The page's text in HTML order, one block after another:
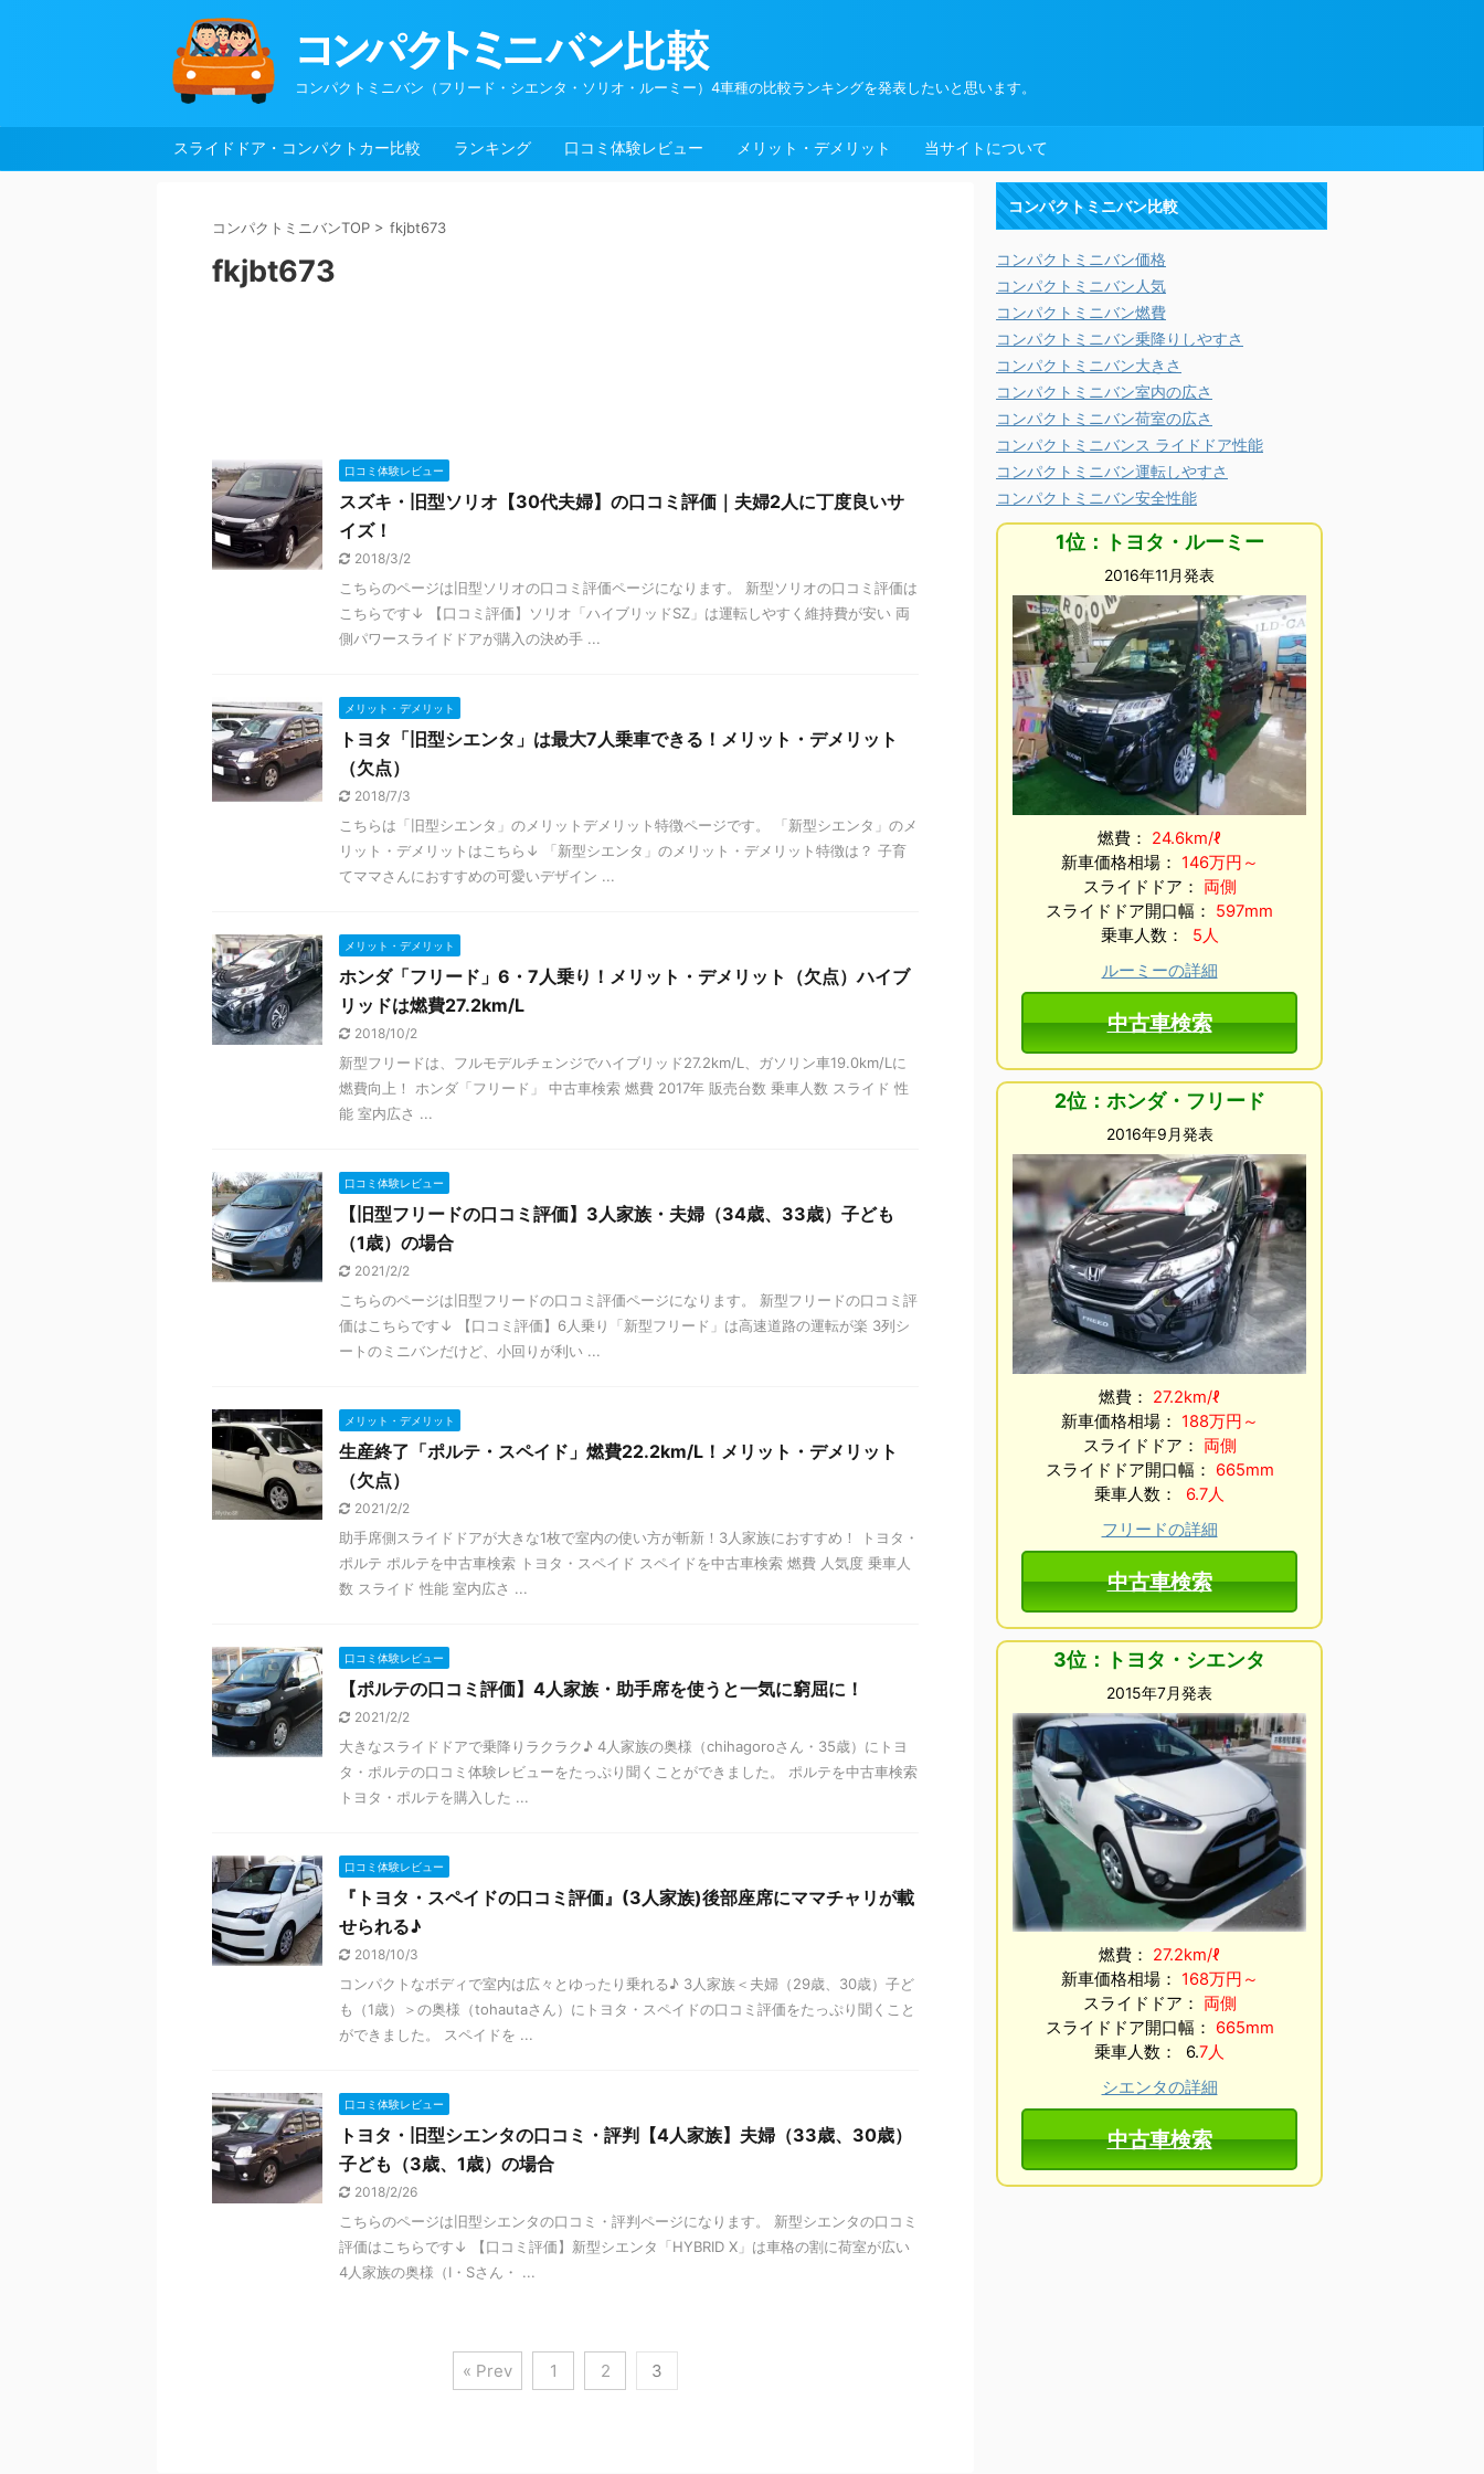
コンパクトミニバン（フリード・シエンタ・ソリオ・ルーミー）4車種の比較ランキングを発表したいと思います。
スライドドア・コンパクトカー比較 ランキング 口コミ体験レビュー メリット・デメリット 当サイトについて
コンパクトミニバンTOP > fkjbt673
fkjbt673
口コミ体験レビュー
スズキ・旧型ソリオ【30代夫婦】の口コミ評価｜夫婦2人に丁度良いサ
イズ！
2018/3/2
こちらのページは旧型ソリオの口コミ評価ページになります。 新型ソリオの口コミ評価は
こちらです↓ 【口コミ評価】ソリオ「ハイブリッドSZ」は運転しやすく維持費が安い 両
側パワースライドドアが購入の決め手 ...
メリット・デメリット
トヨタ「旧型シエンタ」は最大7人乗車できる！メリット・デメリット
（欠点）
2018/7/3
こちらは「旧型シエンタ」のメリットデメリット特徴ページです。 「新型シエンタ」のメ
リット・デメリットはこちら↓ 「新型シエンタ」のメリット・デメリット特徴は？ 子育
てママさんにおすすめの可愛いデザイン ...
メリット・デメリット
ホンダ「フリード」6・7人乗り！メリット・デメリット（欠点）ハイブ
リッドは燃費27.2km/L
2018/10/2
新型フリードは、フルモデルチェンジでハイブリッド27.2km/L、ガソリン車19.0km/Lに
燃費向上！ ホンダ「フリード」 中古車検索 燃費 2017年 販売台数 乗車人数 スライド 性
能 室内広さ ...
口コミ体験レビュー
【旧型フリードの口コミ評価】3人家族・夫婦（34歳、33歳）子ども
（1歳）の場合
2021/2/2
こちらのページは旧型フリードの口コミ評価ページになります。 新型フリードの口コミ評
価はこちらです↓ 【口コミ評価】6人乗り「新型フリード」は高速道路の運転が楽 3列シ
ートのミニバンだけど、小回りが利い ...
メリット・デメリット
生産終了「ポルテ・スペイド」燃費22.2km/L！メリット・デメリット
（欠点）
2021/2/2
助手席側スライドドアが大きな1枚で室内の使い方が斬新！3人家族におすすめ！ トヨタ・
ポルテ ポルテを中古車検索 トヨタ・スペイド スペイドを中古車検索 燃費 人気度 乗車人
数 スライド 性能 室内広さ ...
口コミ体験レビュー
【ポルテの口コミ評価】4人家族・助手席を使うと一気に窮屈に！
2021/2/2
大きなスライドドアで乗降りラクラク♪ 4人家族の奥様（chihagoroさん・35歳）にトヨ
タ・ポルテの口コミ体験レビューをたっぷり聞くことができました。 ポルテを中古車検索
トヨタ・ポルテを購入した ...
口コミ体験レビュー
『トヨタ・スペイドの口コミ評価』(3人家族)後部座席にママチャリが載
せられる♪
2018/10/3
コンパクトなボディで室内は広々とゆったり乗れる♪ 3人家族＜夫婦（29歳、30歳）子ど
も（1歳）＞の奥様（tohautaさん）にトヨタ・スペイドの口コミ評価をたっぷり聞くこと
ができました。 スペイドを ...
口コミ体験レビュー
トヨタ・旧型シエンタの口コミ・評判【4人家族】夫婦（33歳、30歳）
子ども（3歳、1歳）の場合
2018/2/26
こちらのページは旧型シエンタの口コミ・評判ページになります。 新型シエンタの口コミ
評価はこちらです↓ 【口コミ評価】新型シエンタ「HYBRID X」は車格の割に荷室が広い
4人家族の奥様（I・Sさん・ ...
« Prev 1 2 3
コンパクトミニバン比較
コンパクトミニバン価格
コンパクトミニバン人気
コンパクトミニバン燃費
コンパクトミニバン乗降りしやすさ
コンパクトミニバン大きさ
コンパクトミニバン室内の広さ
コンパクトミニバン荷室の広さ
コンパクトミニバンス ライドドア性能
コンパクトミニバン運転しやすさ
コンパクトミニバン安全性能
1位：トヨタ・ルーミー
2016年11月発表
燃費： 24.6km/ℓ
新車価格相場： 146万円～
スライドドア： 両側
スライドドア開口幅： 597mm
乗車人数： 5人
ルーミーの詳細
中古車検索
2位：ホンダ・フリード
2016年9月発表
燃費： 27.2km/ℓ
新車価格相場： 188万円～
スライドドア： 両側
スライドドア開口幅： 665mm
乗車人数： 6.7人
フリードの詳細
中古車検索
3位：トヨタ・シエンタ
2015年7月発表
燃費： 27.2km/ℓ
新車価格相場： 168万円～
スライドドア： 両側
スライドドア開口幅： 665mm
乗車人数： 6.7人
シエンタの詳細
中古車検索